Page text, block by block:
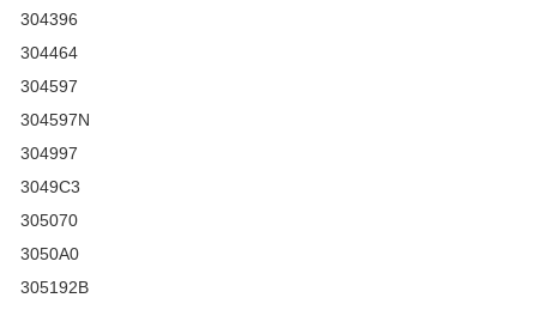
304396
304464
304597
304597N
304997
3049C3
305070
3050A0
305192B